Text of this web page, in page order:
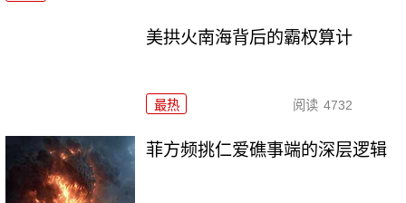
美拱火南海背后的霸权算计
最热 阅读 4732
菲方频挑仁爱礁事端的深层逻辑